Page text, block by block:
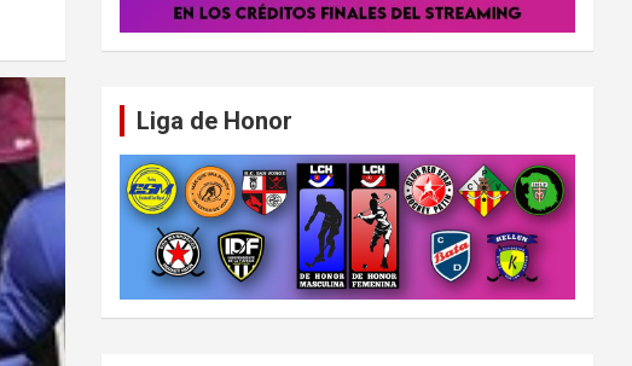
Liga de Honor